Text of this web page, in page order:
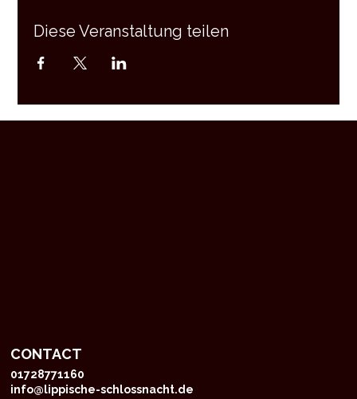
Diese Veranstaltung teilen
CONTACT
01728771160
info@lippische-schlossnacht.de